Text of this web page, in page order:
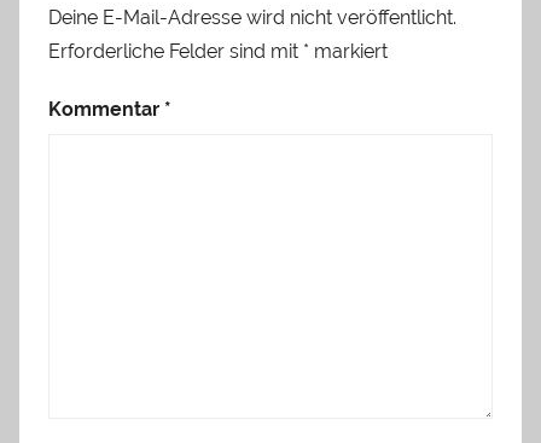
Deine E-Mail-Adresse wird nicht veröffentlicht.
Erforderliche Felder sind mit * markiert
Kommentar *